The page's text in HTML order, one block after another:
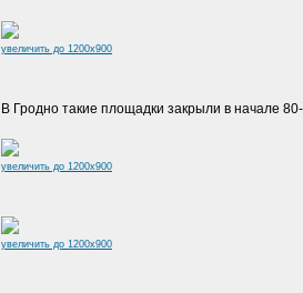
увеличить до 1200x900
В Гродно такие площадки закрыли в начале 80-
увеличить до 1200x900
увеличить до 1200x900